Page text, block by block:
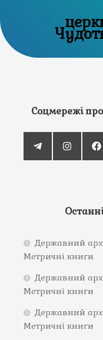
Соцмережі
Державний
Метричні книги
Державний
Метричні книги
Державний
Метричні книги